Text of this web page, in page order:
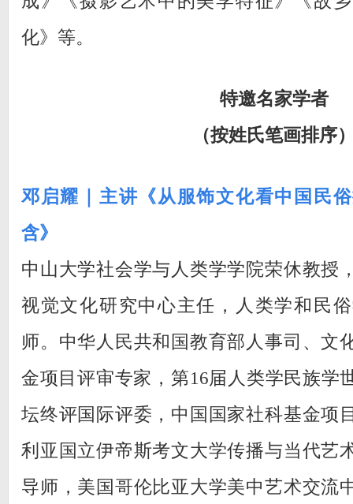
化》等。
特邀名家学者
（按姓氏笔画排序
邓启耀｜主讲《从服饰文化看中国民
含》
中山大学社会学与人类学学院荣休教授
视觉文化研究中心主任，人类学和民
师。中华人民共和国教育部人事司、文
金项目评审专家，第16届人类学民族学
坛终评国际评委，中国国家社科基金项
利亚国立伊帝斯考文大学传播与当代艺
导师，美国哥伦比亚大学美中艺术交流